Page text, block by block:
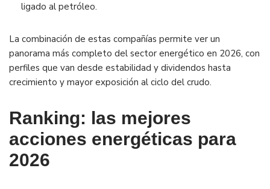
ligado al petróleo.
La combinación de estas compañías permite ver un
panorama más completo del sector energético en 2026, con
perfiles que van desde estabilidad y dividendos hasta
crecimiento y mayor exposición al ciclo del crudo.
Ranking: las mejores
acciones energéticas para
2026